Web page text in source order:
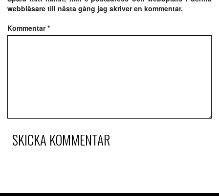
webbläsare till nästa gång jag skriver en kommentar.
Kommentar*
SKICKA KOMMENTAR